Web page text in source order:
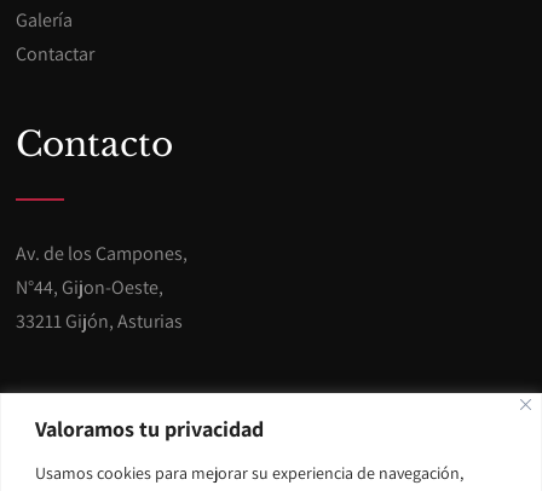
Valoramos tu privacidad
Usamos cookies para mejorar su experiencia de navegación,
Galería
Contactar
Contacto
Av. de los Campones,
N°44, Gijon-Oeste,
33211 Gijón, Asturias
Teléfono: 985 301 320
E-mail:info@miracargijon.es